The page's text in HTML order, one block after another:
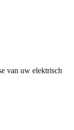
van uw elektrisch